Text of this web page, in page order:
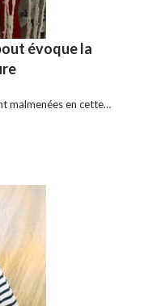
évoque la
malmenées en cette…